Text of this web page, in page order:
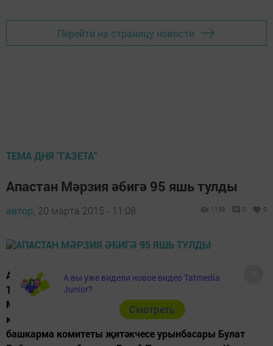
Перейти на страницу новости
ТЕМА ДНЯ "ГАЗЕТА"
Апастан Мәрзия әбигә 95 яшь тулды
автор, 20 марта 2015 - 11:08 1139 0 0
Апас авылында гомер кичерүче, тумышы белән Кама-
Тамагы районының Уразлина авылыннан булган
Мәрзия әби Сабитова үзенең 95 яшьлек юбилеен
каршылады. Мәрзия әбине олуг юбилее белән район
башкарма комитеты җитәкчесе урынбасары Булат
А вы уже видели новое видео Tatmedia
Junior?
Cмотреть